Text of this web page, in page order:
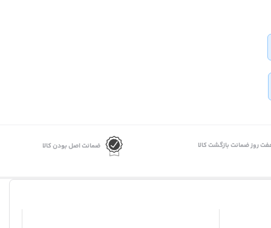
روز ضمانت بازگشت کالا ضمانت اصل بودن کالا